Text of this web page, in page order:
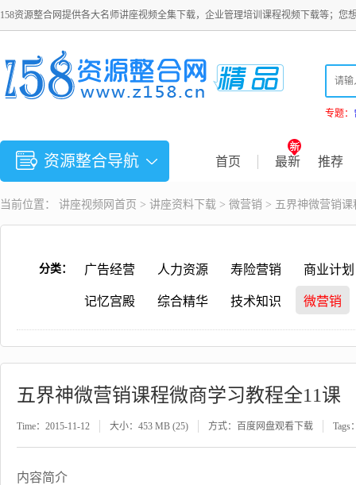
158资源整合网提供各大名师讲座视频全集下载，企业管理培训课程视频下载等；您
专题：
资源整合导航 首页 最新 推荐
当前位置： 讲座视频 网首页 > 讲座资料下载 > 微营销 > 五界神微营销
分类： 广告经营 人力资源 寿险营销 商业计划
记忆宫殿 综合精华 技术知识 微营销
五界神微营销课程微商学习教程全11课
Time：2015-11-12 大小：453 MB (25) 方式：百度网盘观看下载 Tags
内容简介